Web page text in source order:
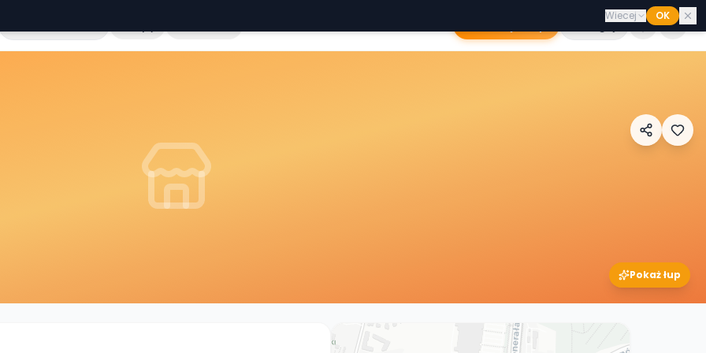
Zaloguj
Pokaż łup
Wiecej OK